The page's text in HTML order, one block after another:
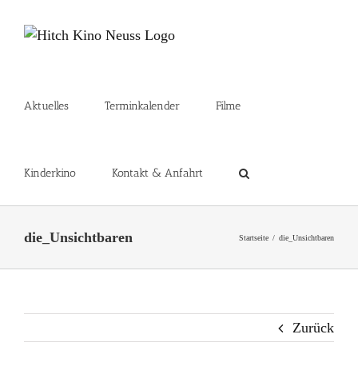
Inhalt
Aktuelles Terminkalender Filme
Kinderkino Kontakt & Anfahrt
die_Unsichtbaren Startseite die_Unsichtbaren
Zurück